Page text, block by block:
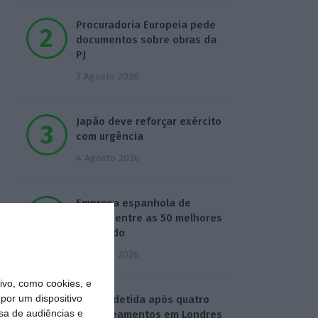
como cookies, e
um dispositivo
de audiências e
Procuradoria Europeia pede
documentos sobre obras da
PJ
3 Agosto 2026
Japão deve reforçar exército
com urgência
4 Agosto 2026
Empresa espanhola de
EdTech entre as 50 melhores
do mundo
5 Agosto 2026
Mulher detida após quatro
esfaqueamentos em Londres